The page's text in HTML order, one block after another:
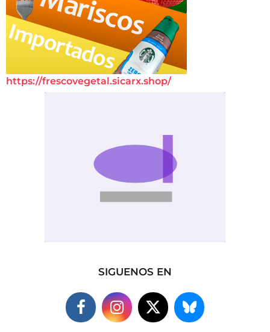
https://frescovegetal.sicarx.shop/
SIGUENOS EN